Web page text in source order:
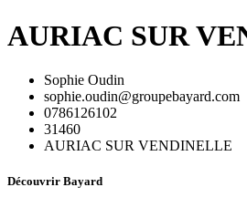
AURIAC SUR
Sophie Oudin
sophie.oudin@groupebayard.com
0786126102
31460
AURIAC SUR VENDINELLE
Découvrir Bayard